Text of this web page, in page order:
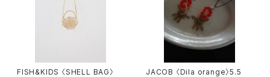
FISH&KIDS 〈SHELL BAG〉 JACOB 〈Dila orange〉5.5